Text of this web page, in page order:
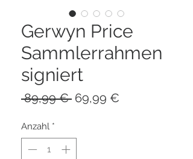
Gerwyn Price
Sammlerrahmen
signiert
89,99 € Standardpreis
69,99 €
Anzahl *